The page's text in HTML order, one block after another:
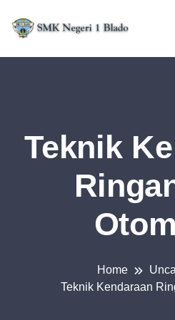
Teknik
Home
Teknik Kendaraan